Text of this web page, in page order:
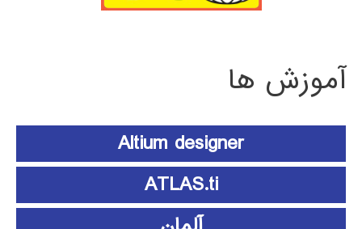
آموزش ها
Altium designer
ATLAS.ti